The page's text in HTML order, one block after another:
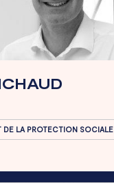
DE LA PROTECTION SOCIALE